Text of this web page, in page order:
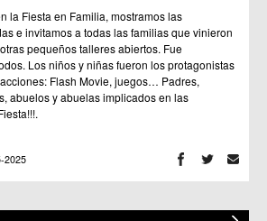
la Fiesta en Familia, mostramos las
e invitamos a todas las familias que vinieron
pequeños talleres abiertos. Fue
Los niños y niñas fueron los protagonistas
Flash Movie, juegos… Padres,
abuelos y abuelas implicados en las
2025